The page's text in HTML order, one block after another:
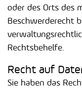
oder des Orts des
Beschwerderecht
Rechtsbehelfe.
Recht auf
Sie haben das